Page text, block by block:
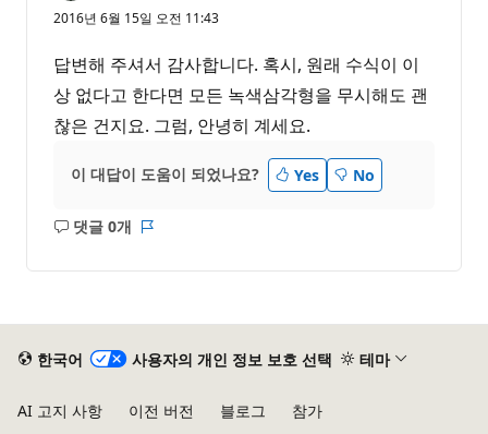
2016년 6월 15일 오전 11:43
답변해 주셔서 감사합니다. 혹시, 원래 수식이 이
상 없다고 한다면 모든 녹색삼각형을 무시해도 괜
찮은 건지요. 그럼, 안녕히 계세요.
이 대답이 도움이 되었나요? Yes No
댓글 0개
설
한국어 사용자의 개인 정보 보호 선택 테마
AI 고지 사항 이전 버전 블로그
참가